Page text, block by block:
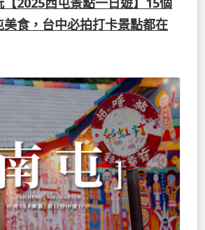
食，台中必拍打卡景點都在